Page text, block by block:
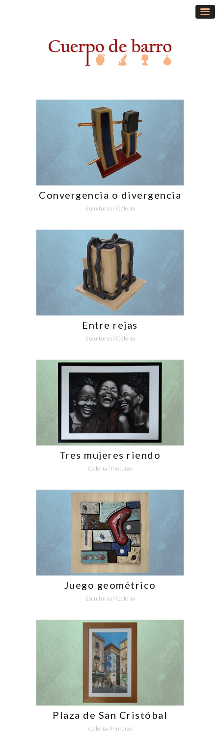
Convergencia o divergencia
Esculturas/ Galería
Entre rejas
Esculturas/ Galería
Tres mujeres riendo
Galería / Pinturas
Juego geométrico
Esculturas/ Galería
Plaza de San Cristóbal
Galería / Pinturas